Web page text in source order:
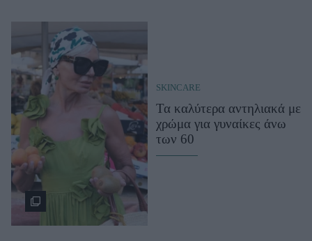
SKINCARE
Τα καλύτερα αντηλιακά με
χρώμα για γυναίκες άνω
των 60